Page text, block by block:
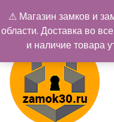
содержимому
⚠ Магазин замков и
области. Доставка во
и наличие товара